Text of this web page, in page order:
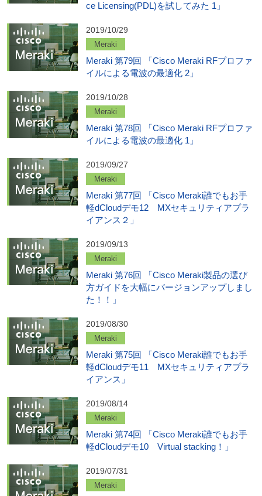
ce Licensing(PDL)を試してみた 1」
2019/10/29
Meraki
Meraki 第79回 「Cisco Meraki RFプロファ
イルによる電波の最適化 2」
2019/10/28
Meraki
Meraki 第78回 「Cisco Meraki RFプロファ
イルによる電波の最適化 1」
2019/09/27
Meraki
Meraki 第77回 「Cisco Meraki誰でもお手
軽dCloudデモ12 MXセキュリティアプラ
イアンス２」
2019/09/13
Meraki
Meraki 第76回 「Cisco Meraki製品の選び
方ガイドを大幅にバージョンアップしまし
た！！」
2019/08/30
Meraki
Meraki 第75回 「Cisco Meraki誰でもお手
軽dCloudデモ11 MXセキュリティアプラ
イアンス」
2019/08/14
Meraki
Meraki 第74回 「Cisco Meraki誰でもお手
軽dCloudデモ10 Virtual stacking！」
2019/07/31
Meraki